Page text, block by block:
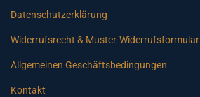
Datenschutzerklärung
Widerrufsrecht & Muster-Widerrufsformular
Allgemeinen Geschäftsbedingungen
Kontakt